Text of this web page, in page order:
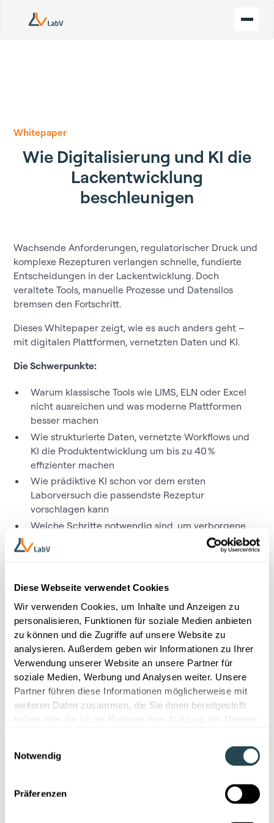
Diese Webseite verwendet Cookies
Wir verwenden Cookies, um Inhalte und Anzeigen zu
personalisieren, Funktionen für soziale Medien anbieten
zu können und die Zugriffe auf unsere Website zu
analysieren. Außerdem geben wir Informationen zu Ihrer
Verwendung unserer Website an unsere Partner für
soziale Medien, Werbung und Analysen weiter. Unsere
Partner führen diese Informationen möglicherweise mit
weiteren Daten zusammen, die Sie ihnen bereitgestellt
haben oder die sie im Rahmen Ihrer Nutzung der Dienste
Notwendig
Präferenzen
Whitepaper
Wie Digitalisierung und KI die
Lackentwicklung
beschleunigen
Wachsende Anforderungen, regulatorischer Druck und
komplexe Rezepturen verlangen schnelle, fundierte
Entscheidungen in der Lackentwicklung. Doch
veraltete Tools, manuelle Prozesse und Datensilos
bremsen den Fortschritt.
Dieses Whitepaper zeigt, wie es auch anders geht –
mit digitalen Plattformen, vernetzten Daten und KI.
Die Schwerpunkte:
Warum klassische Tools wie LIMS, ELN oder Excel
nicht ausreichen und was moderne Plattformen
besser machen
Wie strukturierte Daten, vernetzte Workflows und
KI die Produktentwicklung um bis zu 40 %
effizienter machen
Wie prädiktive KI schon vor dem ersten
Laborversuch die passendste Rezeptur
vorschlagen kann
Welche Schritte notwendig sind, um verborgene
Datenpotenziale systematisch zu erschließen
Warum Benutzerfreundlichkeit Bestandteil einer
Wer Entwicklung beschleunigen und schneller zu
besseren Rezepturen kommen will, findet hier die
passenden Ansätze. Jetzt lesen.